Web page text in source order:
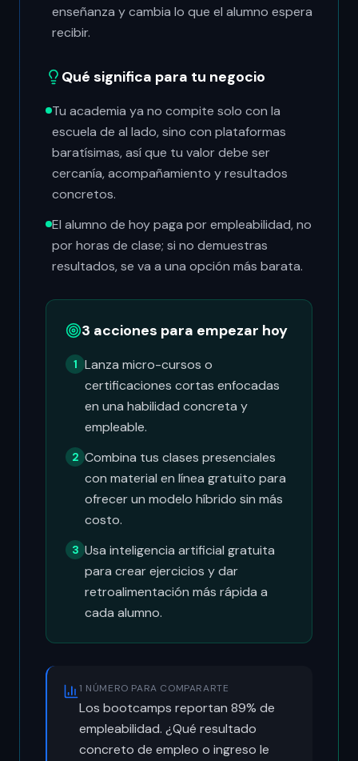
enseñanza y cambia lo que el alumno espera
recibir.
Qué significa para tu negocio
Tu academia ya no compite solo con la
escuela de al lado, sino con plataformas
baratísimas, así que tu valor debe ser
cercanía, acompañamiento y resultados
concretos.
El alumno de hoy paga por empleabilidad, no
por horas de clase; si no demuestras
resultados, se va a una opción más barata.
3 acciones para empezar hoy
1 Lanza micro-cursos o
certificaciones cortas enfocadas
en una habilidad concreta y
empleable.
2 Combina tus clases presenciales
con material en línea gratuito para
ofrecer un modelo híbrido sin más
costo.
3 Usa inteligencia artificial gratuita
para crear ejercicios y dar
retroalimentación más rápida a
cada alumno.
1 NÚMERO PARA COMPARARTE
Los bootcamps reportan 89% de
empleabilidad. ¿Qué resultado
concreto de empleo o ingreso le